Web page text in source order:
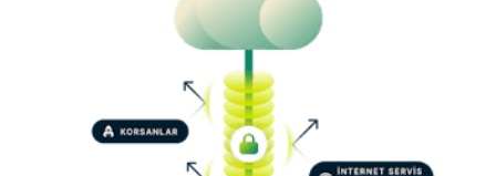
Taahhütsüz VPN nasıl kullanılır